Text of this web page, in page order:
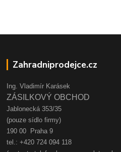
Zahradniprodejce.cz
Ing. Vladimír Karásek
ZÁSILKOVÝ OBCHOD
Jablonecká 353/35
(pouze sídlo firmy)
190 00 Praha 9
tel.: +420 724 094 118